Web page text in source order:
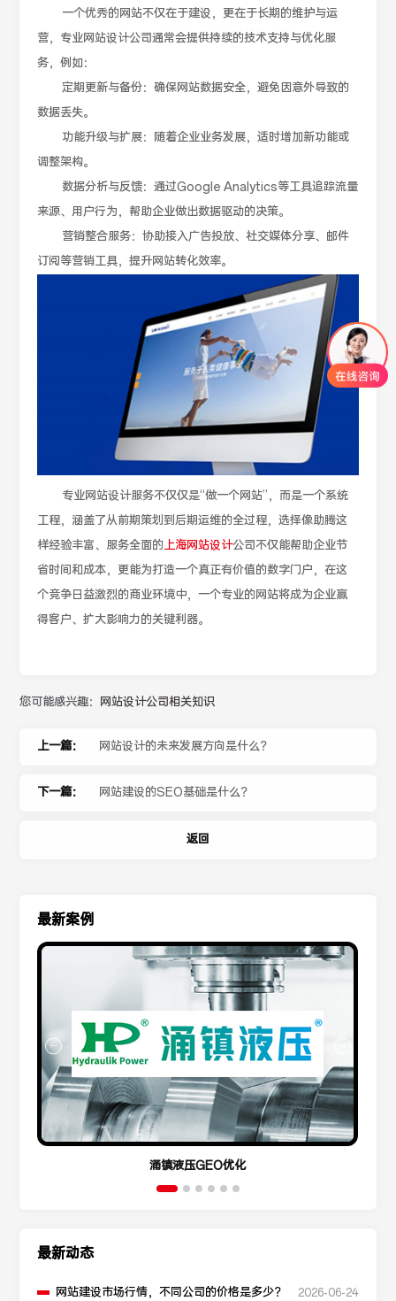
一个优秀的网站不仅在于建设，更在于长期的维护与运
营，专业网站设计公司通常会提供持续的技术支持与优化服
务，例如：
定期更新与备份：确保网站数据安全，避免因意外导致的
数据丢失。
功能升级与扩展：随着企业业务发展，适时增加新功能或
调整架构。
数据分析与反馈：通过Google Analytics等工具追踪流量
来源、用户行为，帮助企业做出数据驱动的决策。
营销整合服务：协助接入广告投放、社交媒体分享、邮件
订阅等营销工具，提升网站转化效率。
专业网站设计服务不仅仅是“做一个网站”，而是一个系统
工程，涵盖了从前期策划到后期运维的全过程，选择像助腾这
样经验丰富、服务全面的上海网站设计公司不仅能帮助企业节
省时间和成本，更能为打造一个真正有价值的数字门户，在这
个竞争日益激烈的商业环境中，一个专业的网站将成为企业赢
得客户、扩大影响力的关键利器。
您可能感兴趣： 网站设计公司相关知识
上一篇： 网站设计的未来发展方向是什么？
下一篇： 网站建设的SEO基础是什么？
返回
最新案例
涌镇液压GEO优化
最新动态
网站建设市场行情，不同公司的价格是多少？ 2026-06-24